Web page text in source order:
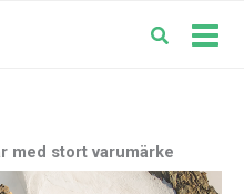
med stort varumärke